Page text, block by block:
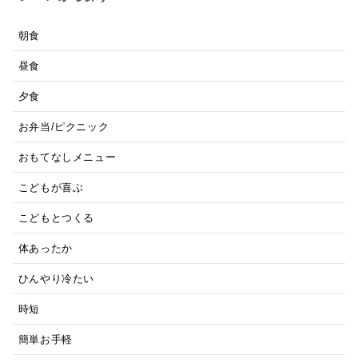
朝食
昼食
夕食
お弁当/ピクニック
おもてなしメニュー
こどもが喜ぶ
こどもとつくる
体あったか
ひんやり冷たい
時短
簡単お手軽